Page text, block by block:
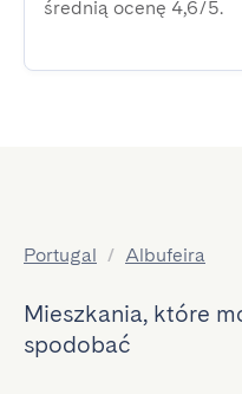
średnią ocenę 4,6/5.
Portugal / Albufeira
Mieszkania, które
spodobać